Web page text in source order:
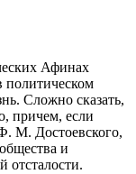
Афинах
политическом
Сложно сказать,
причем, если
М. Достоевского,
и
отсталости.